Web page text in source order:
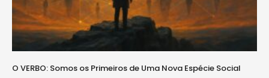
O VERBO: Somos os Primeiros de Uma Nova Espécie Social